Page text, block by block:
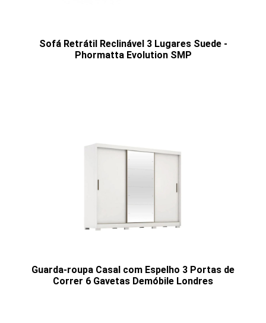
Sofá Retrátil Reclinável 3 Lugares Suede -
Phormatta Evolution SMP
Guarda-roupa Casal com Espelho 3 Portas de
Correr 6 Gavetas Demóbile Londres